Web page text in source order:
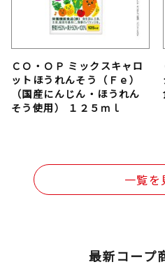
ＣＯ・ＯＰ ミックスキャロ
ットほうれんそう（Ｆｅ）
（国産にんじん・ほうれん
そう使用） １２５ｍｌ
一覧を
最新コープ